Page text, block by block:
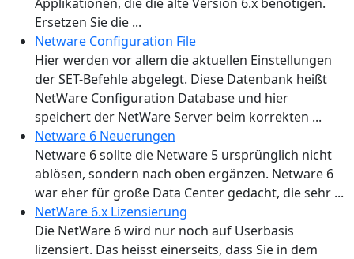
Ersetzen Sie die ...
Netware Configuration File
Hier werden vor allem die aktuellen Einstellungen
der SET-Befehle abgelegt. Diese Datenbank heißt
NetWare Configuration Database und hier
speichert der NetWare Server beim korrekten ...
Netware 6 Neuerungen
Netware 6 sollte die Netware 5 ursprünglich nicht
ablösen, sondern nach oben ergänzen. Netware 6
war eher für große Data Center gedacht, die sehr ...
NetWare 6.x Lizensierung
Die NetWare 6 wird nur noch auf Userbasis
lizensiert. Das heisst einerseits, dass Sie in dem